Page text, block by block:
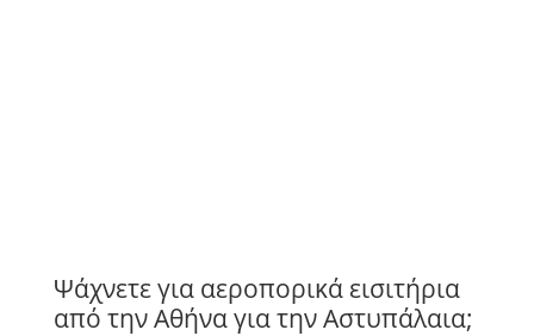
Ψάχνετε για αεροπορικά εισιτήρια
από την Αθήνα για την Αστυπάλαια;